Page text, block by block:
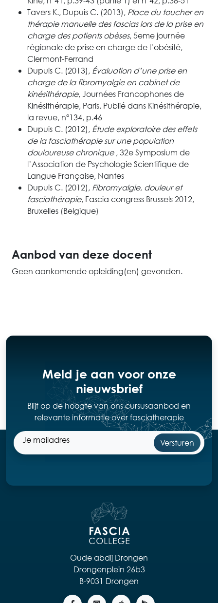
Tavers K., Dupuis C. (2013), Place du toucher en
thérapie manuelle des fascias lors de la prise en
charge des patients obèses, 5eme journée
régionale de prise en charge de l’obésité,
Clermont-Ferrand
Dupuis C. (2013), Évaluation d’une prise en
charge de la fibromyalgie en cabinet de
kinésithérapie, Journées Francophones de
Kinésithérapie, Paris. Publié dans Kinésithérapie,
la revue, n°134, p.46
Dupuis C. (2012), Étude exploratoire des effets
de la fasciathérapie sur une population
douloureuse chronique, 32e Symposium de
l’Association de Psychologie Scientifique de
Langue Française, Nantes
Dupuis C. (2012), Fibromyalgie, douleur et
fasciathérapie, Fascia congress Brussels 2012,
Bruxelles (Belgique)
Aanbod van deze docent
Geen aankomende opleiding(en) gevonden.
Meld je aan voor onze
nieuwsbrief
Blijf op de hoogte van ons cursusaanbod en
relevante informatie over fasciatherapie
Oude abdij Drongen
Drongenplein 26b3
B-9031 Drongen